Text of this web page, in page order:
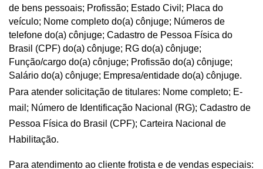
de bens pessoais; Profissão; Estado Civil; Placa do
veículo; Nome completo do(a) cônjuge; Números de
telefone do(a) cônjuge; Cadastro de Pessoa Física do
Brasil (CPF) do(a) cônjuge; RG do(a) cônjuge;
Função/cargo do(a) cônjuge; Profissão do(a) cônjuge;
Salário do(a) cônjuge; Empresa/entidade do(a) cônjuge.
Para atender solicitação de titulares: Nome completo; E-
mail; Número de Identificação Nacional (RG); Cadastro de
Pessoa Física do Brasil (CPF); Carteira Nacional de
Habilitação.
Para atendimento ao cliente frotista e de vendas especiais: